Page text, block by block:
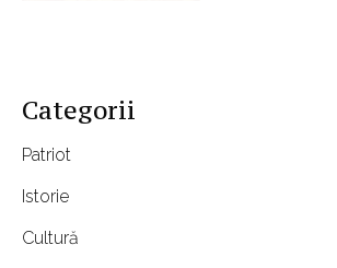
Categorii
Patriot
Istorie
Cultură